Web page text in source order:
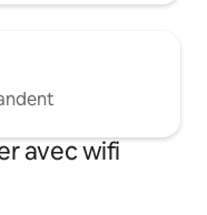
avec wifi